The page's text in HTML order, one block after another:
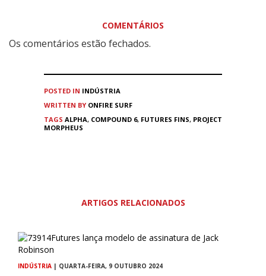
COMENTÁRIOS
Os comentários estão fechados.
POSTED IN INDÚSTRIA
WRITTEN BY ONFIRE SURF
TAGS ALPHA, COMPOUND 6, FUTURES FINS, PROJECT
MORPHEUS
ARTIGOS RELACIONADOS
INDÚSTRIA | QUARTA-FEIRA, 9 OUTUBRO 2024